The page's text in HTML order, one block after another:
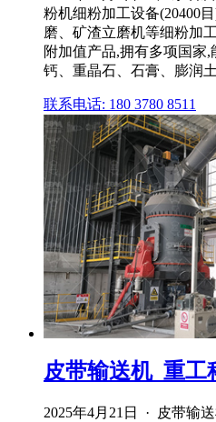
粉机细粉加工设备(20400
磨、矿渣立磨机等细粉加
附加值产品,拥有多项国家
钙、重晶石、石膏、膨润
联系电话: 180 3780 8511
皮带输送机_重工
2025年4月21日 · 皮带输